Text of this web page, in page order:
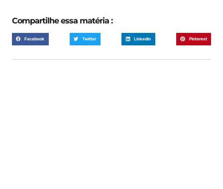
Compartilhe essa matéria :
Facebook Twitter LinkedIn Pinterest